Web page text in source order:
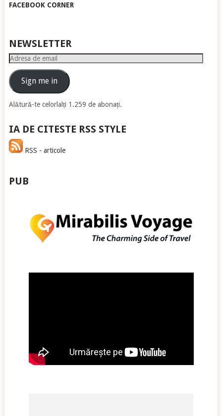
FACEBOOK CORNER
NEWSLETTER
Adresa
emailSign me in
Alătură-te celorlalți 1.259 de abonați.
IA DE CITESTE RSS STYLE
RSS - articole
PUB